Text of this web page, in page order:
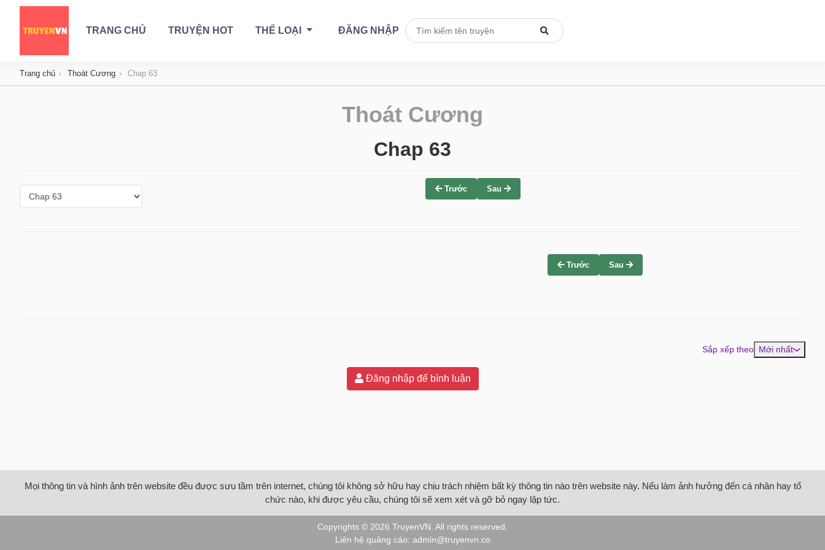
TRANG CHỦ TRUYỆN HOT THỂ LOẠI ĐĂNG NHẬP
Trang chủ Thoát Cương Chap 63
Thoát Cương
Chap 63
Trước Sau
Trước Sau
Sắp xếp theo Mới nhất
Đăng nhập để bình luận
Mọi thông tin và hình ảnh trên website đều được sưu tầm trên internet, chúng tôi không sở hữu hay chịu trách nhiệm bất kỳ thông tin nào trên website này. Nếu làm ảnh hưởng đến cá nhân hay tổ
chức nào, khi được yêu cầu, chúng tôi sẽ xem xét và gỡ bỏ ngay lập tức.
Copyrights © 2026 TruyenVN . All rights reserved.
Liên hệ quảng cáo: admin@truyenvn.co